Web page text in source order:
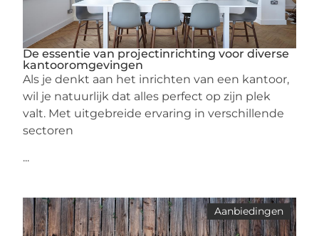
De essentie van projectinrichting voor diverse
kantooromgevingen
Als je denkt aan het inrichten van een kantoor,
wil je natuurlijk dat alles perfect op zijn plek
valt. Met uitgebreide ervaring in verschillende
sectoren
...
Aanbiedingen